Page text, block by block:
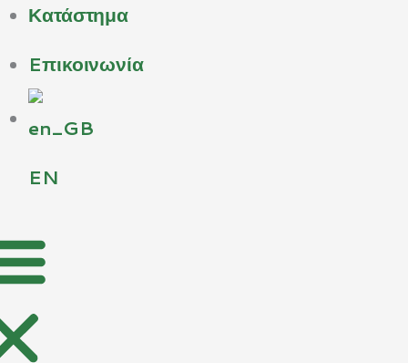
Κατάστημα
Eπικοινωνία
EN